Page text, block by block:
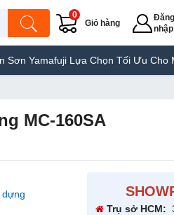
Giỏ hàng
0
Đăng
nhập
Lựa Chọn Tối Ưu Cho Mọi
MC-160SA
dựng
Trụ sở HCM: